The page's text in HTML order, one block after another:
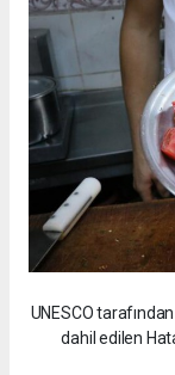
UNESCO
dahil edilen